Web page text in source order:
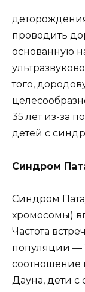
проводить
основанную
того,
35 лет из-за
детей с
Синдром
Синдром
хромосомы)
Частота
популяции —
соотношение
Дауна, дети